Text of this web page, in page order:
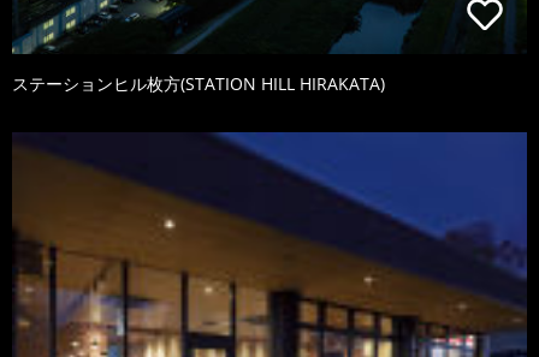
ステーションヒル枚方(STATION HILL HIRAKATA)